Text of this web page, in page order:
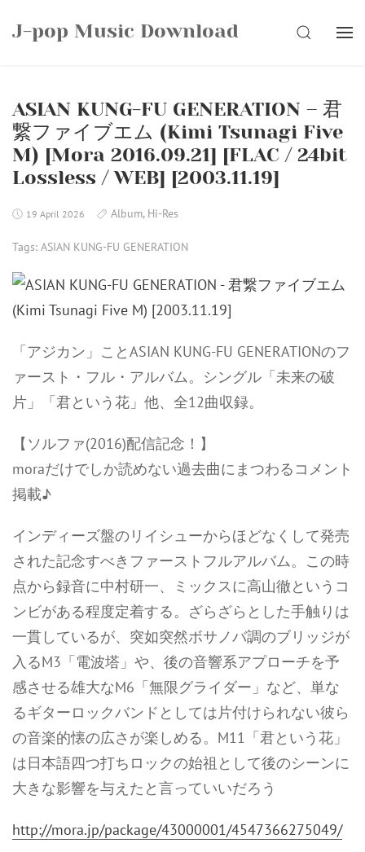
J-pop Music Download SEARCH
ASIAN KUNG-FU GENERATION – 君
繋ファイブエム (Kimi Tsunagi Five
M) [Mora 2016.09.21] [FLAC / 24bit
Lossless / WEB] [2003.11.19]
19 April 2026 Album, Hi-Res
Tags: ASIAN KUNG-FU GENERATION
「アジカン」ことASIAN KUNG-FU GENERATIONのフ
ァースト・フル・アルバム。シングル「未来の破
片」「君という花」他、全12曲収録。
【ソルファ(2016)配信記念！】
moraだけでしか読めない過去曲にまつわるコメント
掲載♪
インディーズ盤のリイシューからほどなくして発売
された記念すべきファーストフルアルバム。この時
点から録音に中村研一、ミックスに高山徹というコ
ンビがある程度定着する。ざらざらとした手触りは
一貫しているが、突如突然ボサノバ調のブリッジが
入るM3「電波塔」や、後の音響系アプローチを予
感させる雄大なM6「無限グライダー」など、単な
るギターロックバンドとしては片付けられない彼ら
の音楽的懐の広さが楽しめる。M11「君という花」
は日本語四つ打ちロックの始祖として後のシーンに
大きな影響を与えたと言っていいだろう
http://mora.jp/package/43000001/4547366275049/